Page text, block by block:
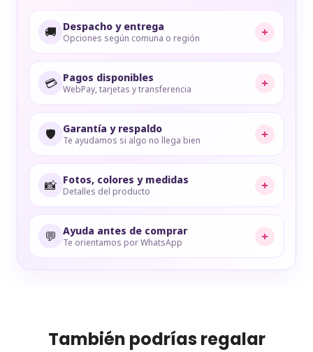
🚚 Despacho y entrega
Opciones según comuna o región +
💳 Pagos disponibles
WebPay, tarjetas y transferencia +
🛡️ Garantía y respaldo
Te ayudamos si algo no llega bien +
📸 Fotos, colores y medidas
Detalles del producto +
💬 Ayuda antes de comprar
Te orientamos por WhatsApp +
También podrías regalar